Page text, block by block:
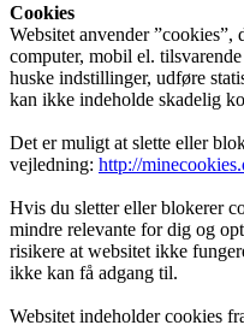
Cookies
Websitet anvender ”cookies”,
computer, mobil el.
huske indstillinger, udføre
kan ikke indeholde skadelig
Det er muligt at slette eller
vejledning: http://
Hvis du sletter eller blokerer
mindre relevante for dig og
risikere at websitet ikke
ikke kan få adgang til.
Websitet indeholder cookies